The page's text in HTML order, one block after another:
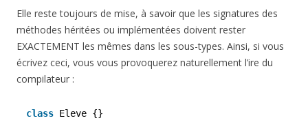
Elle reste toujours de mise, à savoir que les signatures des
méthodes héritées ou implémentées doivent rester
EXACTEMENT les mêmes dans les sous-types. Ainsi, si vous
écrivez ceci, vous vous provoquerez naturellement l’ire du
compilateur :
class Eleve {}